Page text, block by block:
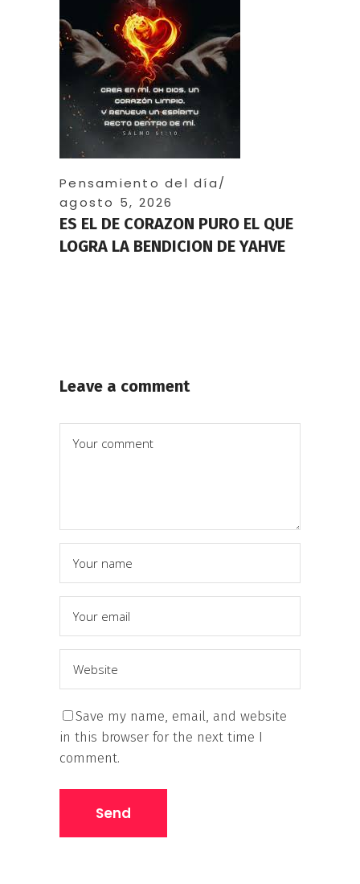
Pensamiento del día
agosto 5, 2026
ES EL DE CORAZON PURO EL QUE
LOGRA LA BENDICION DE YAHVE
Leave a comment
Save my name, email, and website
in this browser for the next time I
comment.